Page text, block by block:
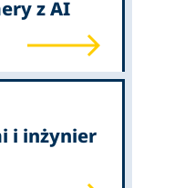
z AI
i inżynier